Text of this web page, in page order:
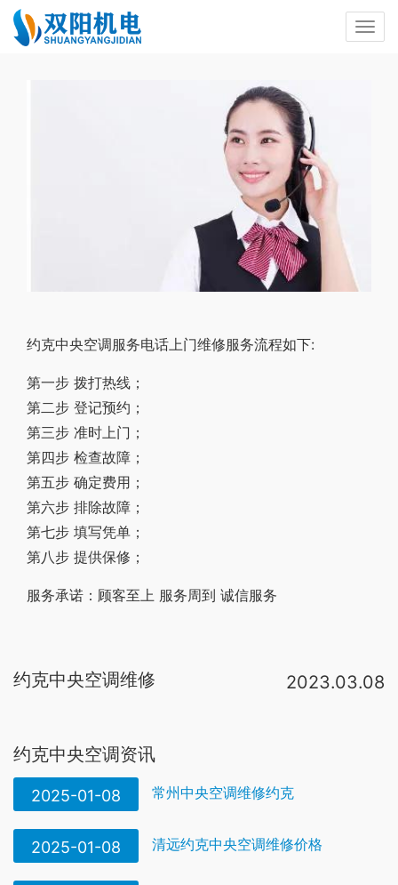
约克中央空调服务电话上门维修服务流程如下:
第一步 拨打热线；
第二步 登记预约；
第三步 准时上门；
第四步 检查故障；
第五步 确定费用；
第六步 排除故障；
第七步 填写凭单；
第八步 提供保修；
服务承诺：顾客至上 服务周到 诚信服务
约克中央空调维修 2023.03.08
约克中央空调资讯
2025-01-08 常州中央空调维修约克
2025-01-08 清远约克中央空调维修价格